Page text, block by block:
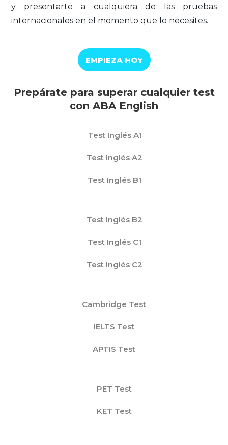
y presentarte a cualquiera de las pruebas
internacionales en el momento que lo necesites.
EMPIEZA HOY
Prepárate para superar cualquier test
con ABA English
Test Inglés A1
Test Inglés A2
Test Inglés B1
Test Inglés B2
Test Inglés C1
Test Inglés C2
Cambridge Test
IELTS Test
APTIS Test
PET Test
KET Test